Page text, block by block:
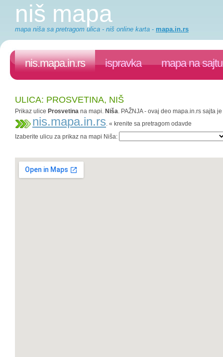
niš mapa
mapa niša sa pretragom ulica - niš online karta - mapa.in.rs
nis.mapa.in.rs ispravka mapa na sajtu
ULICA: PROSVETINA, NIŠ
Prikaz ulice Prosvetina na mapi. Niša. PAŽNJA - ovaj deo mapa.in.rs sajta
nis.mapa.in.rs. « krenite sa pretragom odavde
Izaberite ulicu za prikaz na mapi Niša: